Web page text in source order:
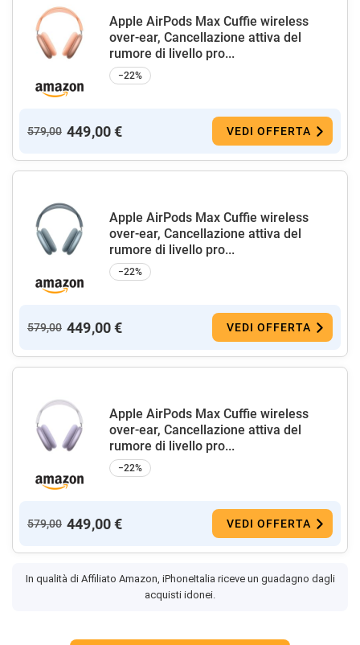
Apple AirPods Max Cuffie wireless
over-ear, Cancellazione attiva del
rumore di livello pro...
−22%
579,00 449,00 € VEDI OFFERTA
Apple AirPods Max Cuffie wireless
over-ear, Cancellazione attiva del
rumore di livello pro...
−22%
579,00 449,00 € VEDI OFFERTA
Apple AirPods Max Cuffie wireless
over-ear, Cancellazione attiva del
rumore di livello pro...
−22%
579,00 449,00 € VEDI OFFERTA
In qualità di Affiliato Amazon, iPhoneItalia riceve un guadagno dagli
acquisti idonei.